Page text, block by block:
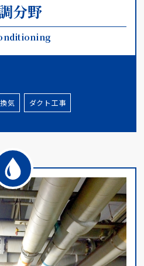
分野
気 ダクト工事